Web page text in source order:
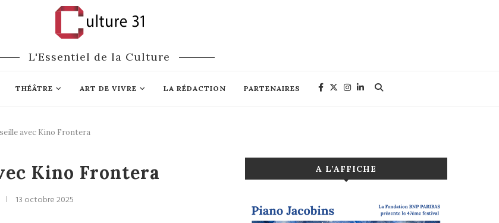
L'Essentiel de la Culture
THÉÂTRE ART DE VIVRE LA RÉDACTION PARTENAIRES
avec Kino Frontera
Kino Frontera
13 octobre 2025
A L’AFFICHE